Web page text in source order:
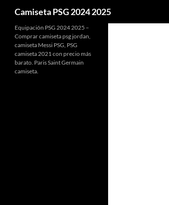
Camiseta PSG 2024 2025
Equipación PSG 2024 2025 –
Comprar camiseta psg jordan,
camiseta Messi PSG, PSG
camiseta 2021 con precio más
barato. Paris Saint Germain
camiseta.